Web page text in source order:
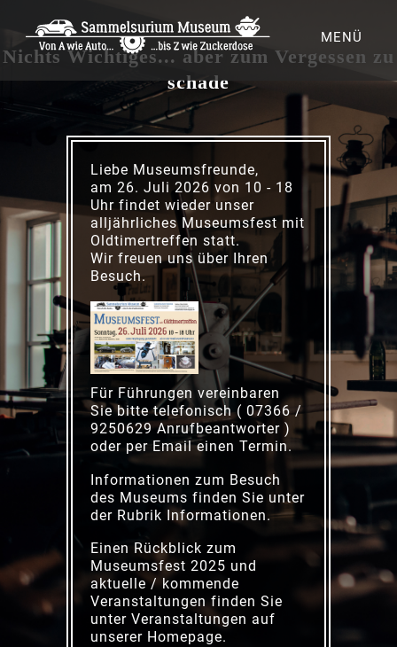
MENÜ
Nichts Wichtiges... aber zum Vergessen zu
schade
Liebe Museumsfreunde,
am 26. Juli 2026 von 10 - 18
Uhr findet wieder unser
alljährliches Museumsfest mit
Oldtimertreffen statt.
Wir freuen uns über Ihren
Besuch.
Für Führungen vereinbaren
Sie bitte telefonisch ( 07366 /
9250629 Anrufbeantworter )
oder per Email einen Termin.
Informationen zum Besuch
des Museums finden Sie unter
der Rubrik Informationen.
Einen Rückblick zum
Museumsfest 2025 und
aktuelle / kommende
Veranstaltungen finden Sie
unterVeranstaltungen auf
unserer Homepage.